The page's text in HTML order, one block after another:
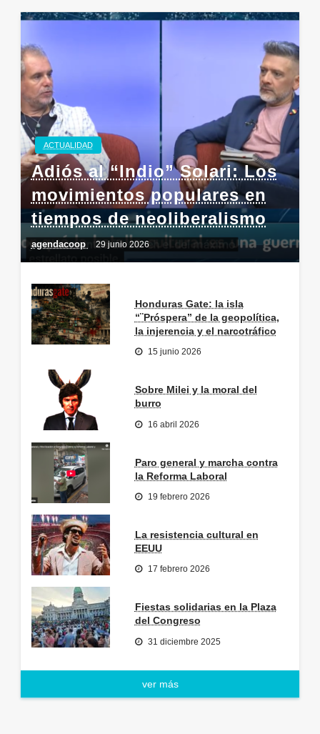
ACTUALIDAD
Adiós al “Indio” Solari: Los
movimientos populares en
tiempos de neoliberalismo
agendacoop 29 junio 2026
Honduras Gate: la isla
“¨Próspera” de la geopolítica,
la injerencia y el narcotráfico
15 junio 2026
Sobre Milei y la moral del
burro
16 abril 2026
Paro general y marcha contra
la Reforma Laboral
19 febrero 2026
La resistencia cultural en
EEUU
17 febrero 2026
Fiestas solidarias en la Plaza
del Congreso
31 diciembre 2025
ver más